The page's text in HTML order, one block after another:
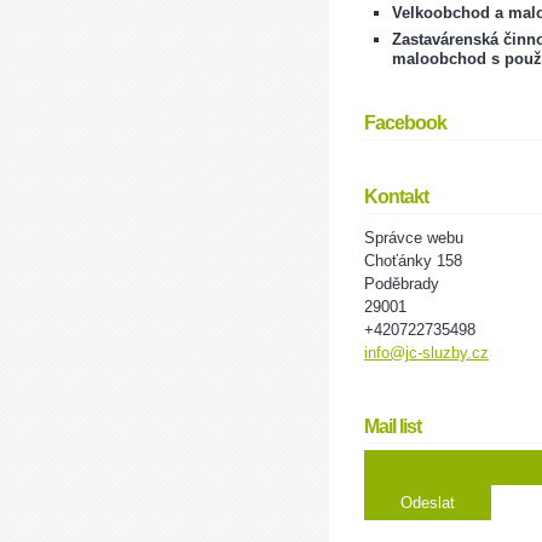
Velkoobchod a
Zastavárenská
maloobchod s
Facebook
Kontakt
Správce webu
Choťánky 158
Poděbrady
29001
+420722735498
info@jc-sluzby.cz
Mail list